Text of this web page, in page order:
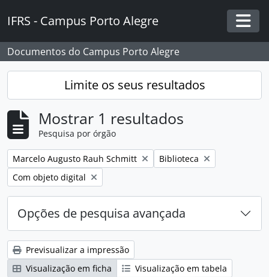
IFRS - Campus Porto Alegre
Documentos do Campus Porto Alegre
Limite os seus resultados
Mostrar 1 resultados
Pesquisa por órgão
Remover filtro:
Marcelo Augusto Rauh Schmitt Remover filtro:
Biblioteca
Remover filtro:
Com objeto digital
Opções de pesquisa avançada
Previsualizar a impressão
Visualização em ficha
Visualização em tabela